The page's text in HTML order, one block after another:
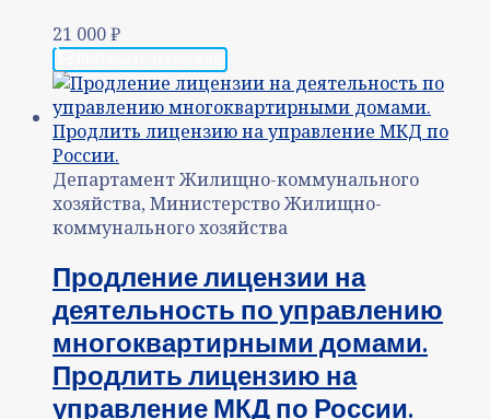
21 000₽
Департамент Жилищно-коммунального
хозяйства, Министерство Жилищно-
коммунального хозяйства
Продление лицензии на
деятельность по управлению
многоквартирными домами.
Продлить лицензию на
управление МКД по России.